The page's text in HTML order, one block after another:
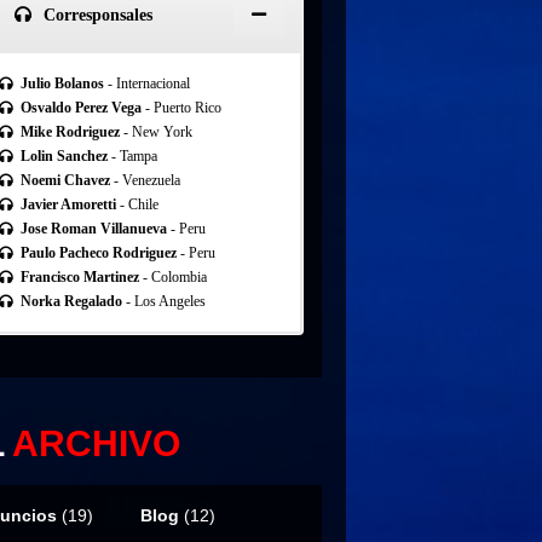
Corresponsales
Julio Bolanos - Internacional
Osvaldo Perez Vega - Puerto Rico
Mike Rodriguez - New York
Lolin Sanchez - Tampa
Noemi Chavez - Venezuela
Javier Amoretti - Chile
Jose Roman Villanueva - Peru
Paulo Pacheco Rodriguez - Peru
Francisco Martinez - Colombia
Norka Regalado - Los Angeles
ARCHIVO
(19) Blog (12)